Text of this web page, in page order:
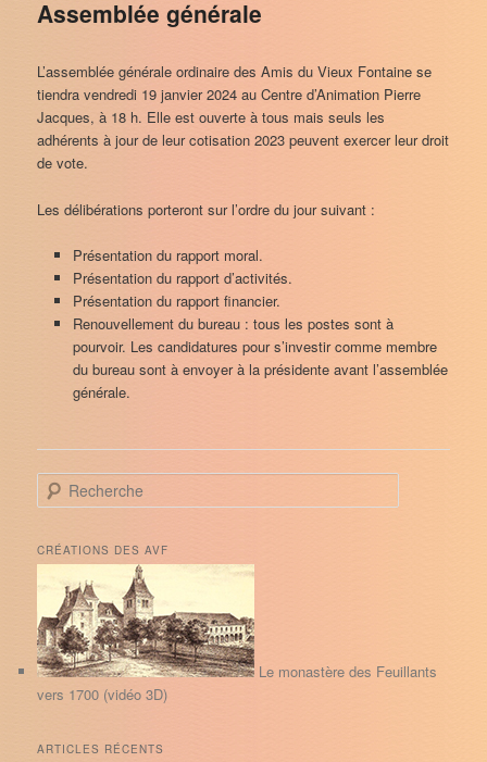
Assemblée générale
L’assemblée générale ordinaire des Amis du Vieux Fontaine se
tiendra vendredi 19 janvier 2024 au Centre d’Animation Pierre
Jacques, à 18 h. Elle est ouverte à tous mais seuls les
adhérents à jour de leur cotisation 2023 peuvent exercer leur droit
de vote.
Les délibérations porteront sur l’ordre du jour suivant :
Présentation du rapport moral.
Présentation du rapport d’activités.
Présentation du rapport financier.
Renouvellement du bureau : tous les postes sont à
pourvoir. Les candidatures pour s’investir comme membre
du bureau sont à envoyer à la présidente avant l’assemblée
générale.
e
h
e
r
h
e
CRÉATIONS DES AVF
Le monastère des Feuillants
vers 1700 (vidéo 3D)
ARTICLES RÉCENTS